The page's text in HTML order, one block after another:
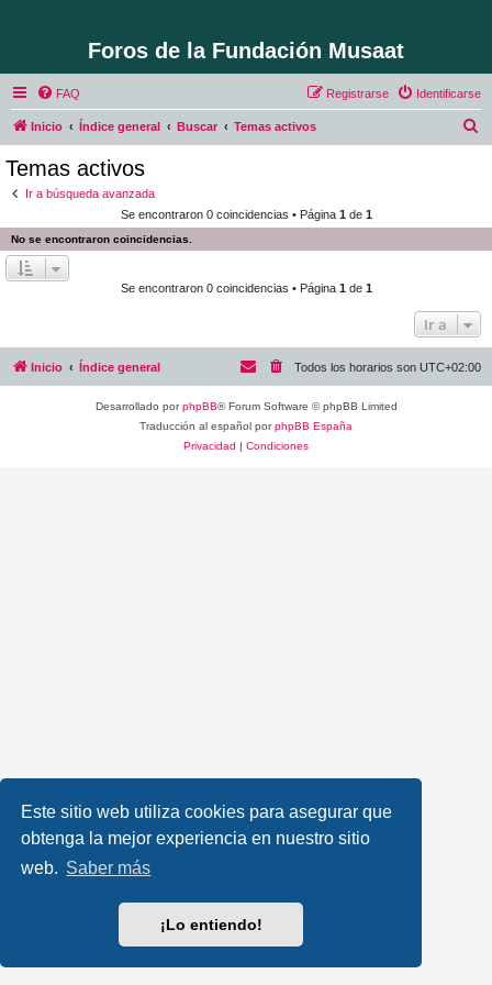
Este sitio web utiliza cookies para asegurar que
obtenga la mejor experiencia en nuestro sitio
web. Saber más
¡Lo entiendo!
Foros de la Fundación Musaat
FAQ Identificarse
Registrarse
Inicio Índice general Buscar Temas activos
a
Temas activos
Ir a búsqueda avanzada
Se encontraron 0 coincidencias • Página 1 de 1
No se encontraron coincidencias.
Se encontraron 0 coincidencias • Página 1 de 1
Ir a
Inicio Índice general Todos los horarios son UTC+02:00
Desarrollado porphpBB® Forum Software © phpBB Limited
Traducción al español porphpBB España
Privacidad | Condiciones